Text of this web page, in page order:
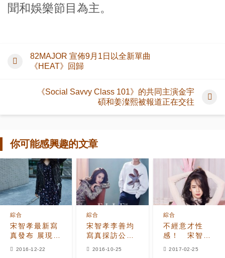
聞和娛樂節目為主。
82MAJOR 宣佈9月1日以全新單曲
《HEAT》回歸
《Social Savvy Class 101》的共同主演金宇
碩和姜澯熙被報道正在交往
你可能感興趣的文章
宋智孝最新寫
真發布 展現不
綜合
2016-12-22
宋智孝李善均
寫真採訪公開
綜合
2016-10-25
不經意才性
感！ 宋智孝
綜合
2017-02-25